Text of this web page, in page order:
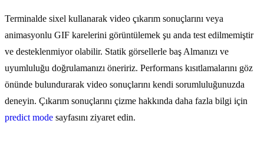
Terminalde sixel kullanarak video çıkarım sonuçlarını veya
animasyonlu GIF karelerini görüntülemek şu anda test edilmemiştir
ve desteklenmiyor olabilir. Statik görsellerle baş Almanızı ve
uyumluluğu doğrulamanızı öneririz. Performans kısıtlamalarını göz
önünde bulundurarak video sonuçlarını kendi sorumluluğunuzda
deneyin. Çıkarım sonuçlarını çizme hakkında daha fazla bilgi için
predict mode sayfasını ziyaret edin.